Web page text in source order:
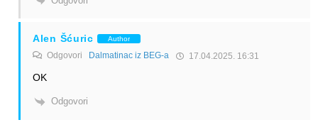
Alen Šćuric Author
Odgovori Dalmatinac iz BEG-a 17.04.2025. 16:31
OK
Odgovori